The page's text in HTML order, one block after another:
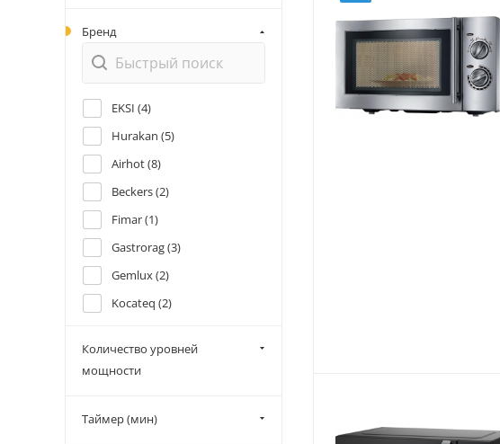
Бренд
EKSI (4)
Hurakan (5)
Airhot (8)
Beckers (2)
Fimar (1)
Gastrorag (3)
Gemlux (2)
Kocateq (2)
Minneapolis (3)
Samsung (
Количество уровней
мощности
Таймер (мин)